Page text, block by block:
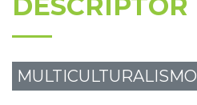
MULTICULTURALISMO